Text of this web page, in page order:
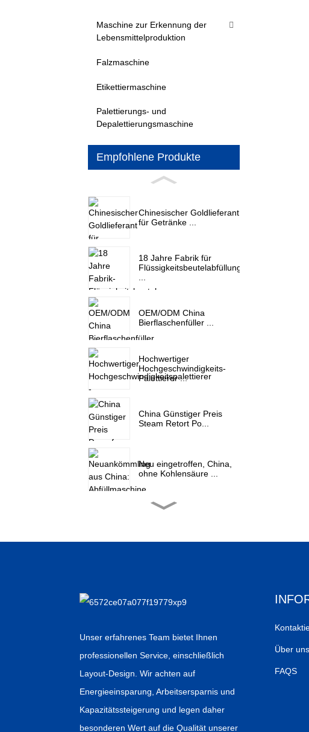
Maschine zur Erkennung der
Lebensmittelproduktion
Falzmaschine
Etikettiermaschine
Palettierungs- und
Depalettierungsmaschine
Empfohlene Produkte
Chinesischer Goldlieferant
für Getränke ...
18 Jahre Fabrik für
Flüssigkeitsbeutelabfüllung
OEM/ODM China
Bierflaschenfüller ...
Hochwertiger
Hochgeschwindigkeits-
Palettierer ...
China Günstiger Preis
Steam Retort Po...
Neu eingetroffen, China,
ohne Kohlensäure ...
Fabrikverkaufsstellen für
kohlensäurehaltige
Getränke...
Unser erfahrenes Team bietet Ihnen
professionellen Service, einschließlich
Layout-Design. Wir achten auf
Energieeinsparung, Arbeitsersparnis und
Kapazitätssteigerung und legen daher
besonderen Wert auf die Qualität unserer
Über uns
FAQS